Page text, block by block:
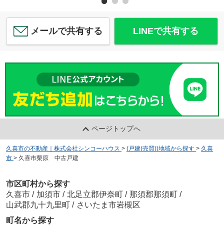
メールで共有する LINEで共有する
ページトップへ
久喜市の不動産｜株式会社シンコーハウス > (戸建(売買))地域から探す > 久喜
市 > 久喜市栗原 中古戸建
市区町村から探す
久喜市 / 加須市 / 北足立郡伊奈町 / 那須郡那須町 /
山武郡九十九里町 / さいたま市岩槻区
町名から探す